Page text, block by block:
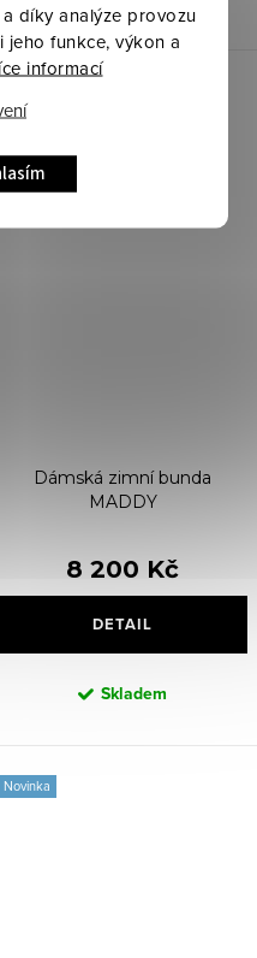
díky analýze provozu
jeho funkce, výkon a
informací
Dámská zimní bunda
MADDY
8 200 Kč
DETAIL
Skladem
Novinka